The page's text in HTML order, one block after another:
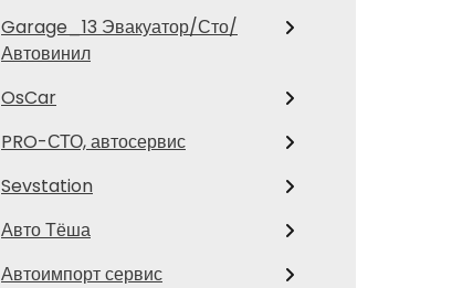
Garage_13 Эвакуатор/Сто/
Автовинил
OsCar
PRO-СТО, автосервис
Sevstation
Авто Тёша
Автоимпорт сервис